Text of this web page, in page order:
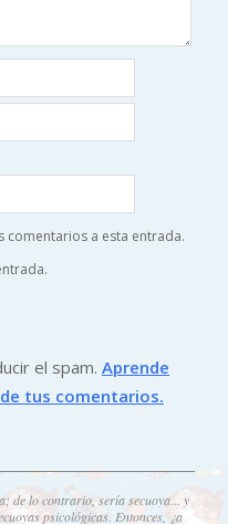
comentarios a esta entrada.
el spam. Aprende
tus comentarios.
de lo contrario, sería secuoya... y
psicológicas. Entonces, ¿a